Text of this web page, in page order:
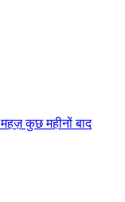
महज कछ महन बद